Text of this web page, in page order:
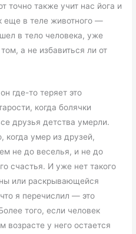
точно также учит нас йога и
еще в теле животного —
в тело человека, уже
а не избавиться ли от
где-то теряет это
когда болячки
друзья детства умерли.
когда умер из друзей,
не до веселья, и не до
счастья. И уже нет такого
или раскрывающейся
я перечислил — это
того, если человек
возрасте у него остается